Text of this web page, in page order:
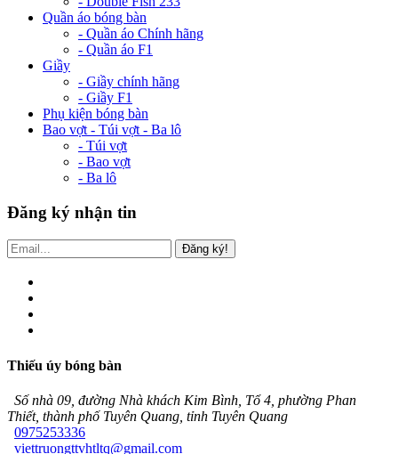
Quần áo bóng bàn
- Quần áo Chính hãng
- Quần áo F1
Giầy
- Giầy chính hãng
- Giầy F1
Phụ kiện bóng bàn
Bao vợt - Túi vợt - Ba lô
- Túi vợt
- Bao vợt
- Ba lô
Đăng ký nhận tin
Đăng ký!
Thiếu úy bóng bàn
Số nhà 09, đường Nhà khách Kim Bình, Tổ 4, phường Phan
Thiết, thành phố Tuyên Quang, tỉnh Tuyên Quang
0975253336
viettruongttvhtltq@gmail.com